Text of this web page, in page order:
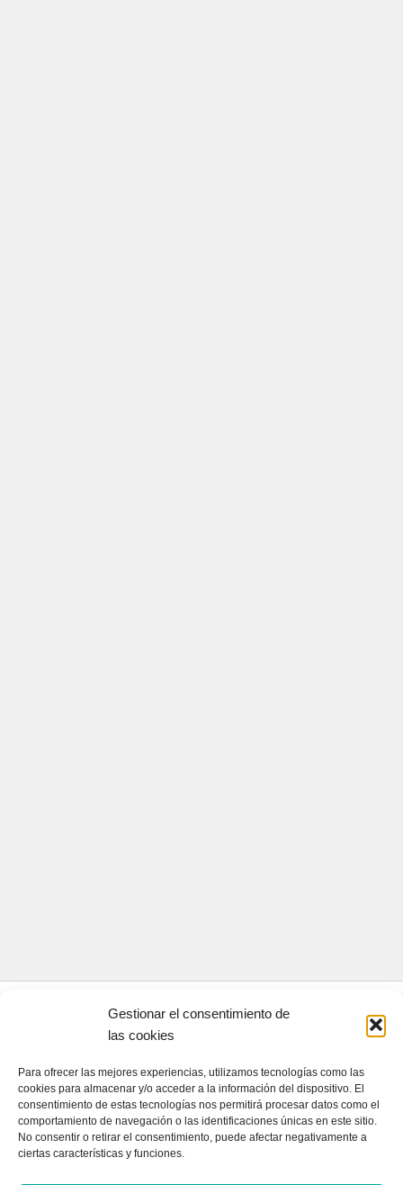
Gestionar el consentimiento de
las cookies
Para ofrecer las mejores experiencias, utilizamos tecnologías como las
cookies para almacenar y/o acceder a la información del dispositivo. El
consentimiento de estas tecnologías nos permitirá procesar datos como el
comportamiento de navegación o las identificaciones únicas en este sitio.
No consentir o retirar el consentimiento, puede afectar negativamente a
ciertas características y funciones.
QUIENES SOMOS